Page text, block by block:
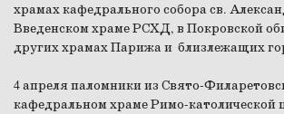
храмах кафедрального собора св.
Введенском храме РСХД, в Покровской
других храмах Парижа и близлежащих
4 апреля паломники из Свято-
кафедральном храме Римо-католической